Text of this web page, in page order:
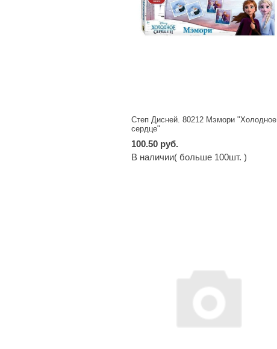
Степ Дисней. 80212 Мэмори "Холодное
сердце"
100.50 руб.
В наличии( больше 100шт. )